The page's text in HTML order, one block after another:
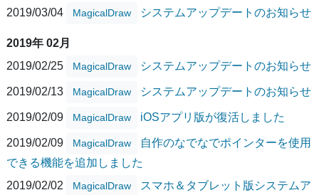
2019/03/04
MagicalDraw システムアップデートのお知らせ
2019年 02月
2019/02/25
MagicalDraw システムアップデートのお知らせ
2019/02/13 MagicalDraw システムアップデートのお知らせ
2019/02/09 MagicalDraw iOSアプリ版が復活しました
2019/02/09 MagicalDraw
自作のなでなでポインターを使用
できる機能を追加しました
2019/02/02
MagicalDraw
スマホ＆タブレット版システムア